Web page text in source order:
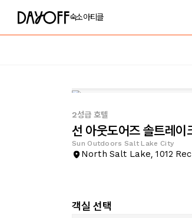
숙소아티클
2성급 호텔
선 아웃도어즈 솔트레이
Sun Outdoors Salt Lake City
North Salt Lake, 1012
객실 선택